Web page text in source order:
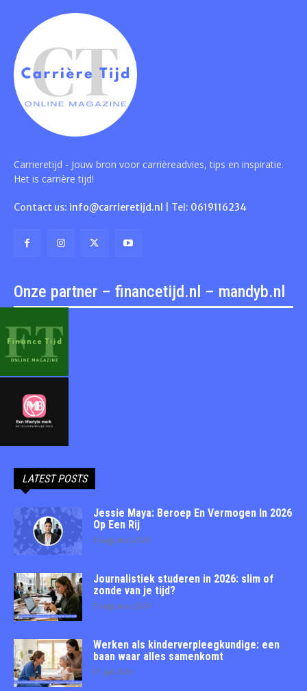
Carrieretijd - Jouw bron voor carrièreadvies, tips en inspiratie.
Het is carrière tijd!
Contact us: info@carrieretijd.nl | Tel: 0619116234
Onze partner – financetijd.nl – mandyb.nl
LATEST POSTS
Jessie Maya: Beroep En Vermogen In 2026
Op Een Rij
3 augustus 2026
Journalistiek studeren in 2026: slim of
zonde van je tijd?
3 augustus 2026
Werken als kinderverpleegkundige: een
baan waar alles samenkomt
31 juli 2026